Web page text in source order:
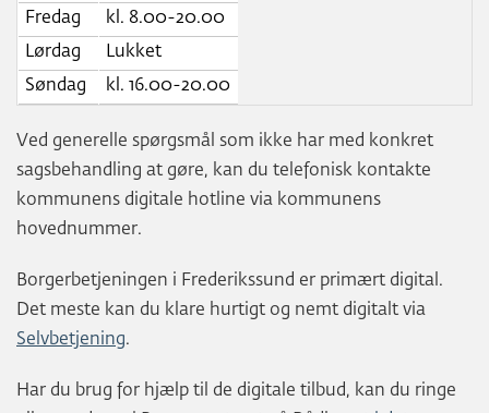
Fredag
kl. 8.00-20.00
Lørdag
Lukket
Søndag
kl. 16.00-20.00
Ved generelle spørgsmål som ikke har med konkret
sagsbehandling at gøre, kan du telefonisk kontakte
kommunens digitale hotline via kommunens
hovednummer.
Borgerbetjeningen i Frederikssund er primært digital.
Det meste kan du klare hurtigt og nemt digitalt via
Selvbetjening.
Har du brug for hjælp til de digitale tilbud, kan du ringe